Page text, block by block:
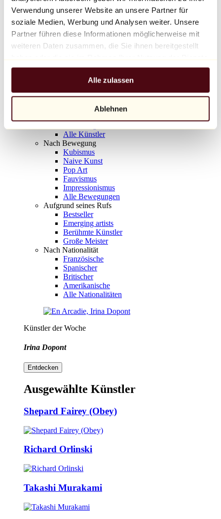
Verwendung unserer Website an unsere Partner für
soziale Medien, Werbung und Analysen weiter. Unsere
Partner führen diese Informationen möglicherweise mit
weiteren Daten zusammen, die Sie ihnen bereitgestellt
gesammelt haben.
Alle zulassen
Ablehnen
Balloon Dog (Orange)
Jeff Koons
10.000 €
Entdecken
Alle Bildhauer
Alle Fotografen
Alle Künstler
Nach Bewegung
Kubismus
Naive Kunst
Pop Art
Fauvismus
Impressionismus
Alle Bewegungen
Aufgrund seines Rufs
Bestseller
Emerging artists
Berühmte Künstler
Große Meister
Nach Nationalität
Französische
Spanischer
Britischer
Amerikanische
Alle Nationalitäten
Künstler der Woche
Irina Dopont
Entdecken
Ausgewählte Künstler
Shepard Fairey (Obey)
Richard Orlinski
Takashi Murakami